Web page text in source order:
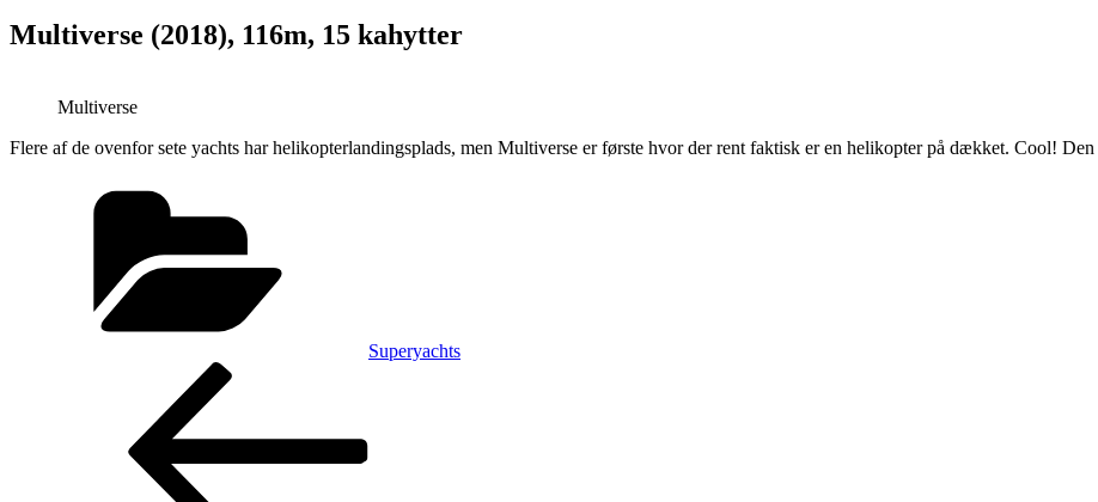
Multiverse (2018), 116m, 15 kahytter
Multiverse
Flere af de ovenfor sete yachts har helikopterlandingsplads, men Multiverse er første hvor der rent faktisk er en helikopter på dækket. Cool! Den
Superyachts
Indlægsnavigation